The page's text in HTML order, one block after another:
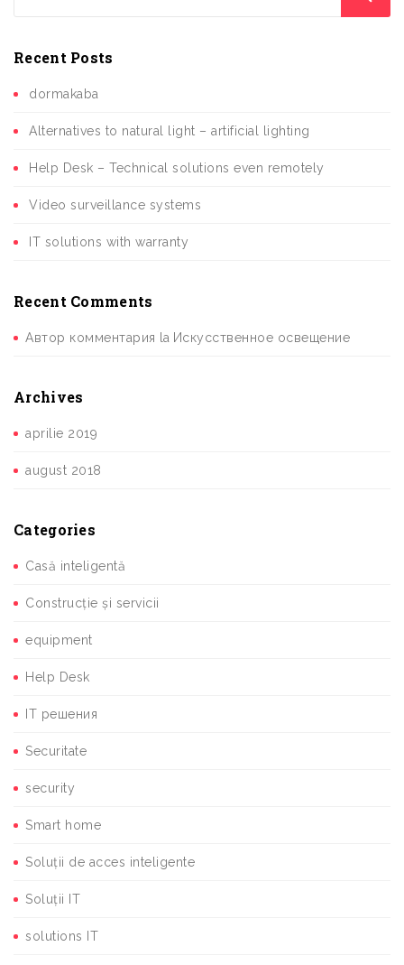
Recent Posts
dormakaba
Alternatives to natural light – artificial lighting
Help Desk – Technical solutions even remotely
Video surveillance systems
IT solutions with warranty
Recent Comments
Автор комментария la Искусственное освещение
Archives
aprilie 2019
august 2018
Categories
Casă inteligentă
Construcție și servicii
equipment
Help Desk
IT решения
Securitate
security
Smart home
Soluții de acces inteligente
Soluții IT
solutions IT